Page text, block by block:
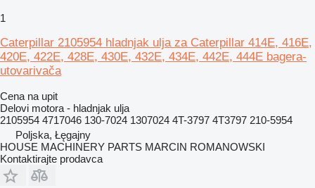
1
Caterpillar 2105954 hladnjak ulja za Caterpillar 414E, 416E,
420E, 422E, 428E, 430E, 432E, 434E, 442E, 444E bagera-
utovarivača
Cena na upit
Delovi motora - hladnjak ulja
2105954 4717046 130-7024 1307024 4T-3797 4T3797 210-5954
Poljska, Łęgajny
HOUSE MACHINERY PARTS MARCIN ROMANOWSKI
Kontaktirajte prodavca